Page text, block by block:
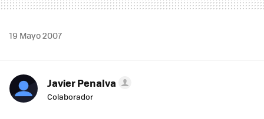
19 Mayo 2007
Javier Penalva
Colaborador